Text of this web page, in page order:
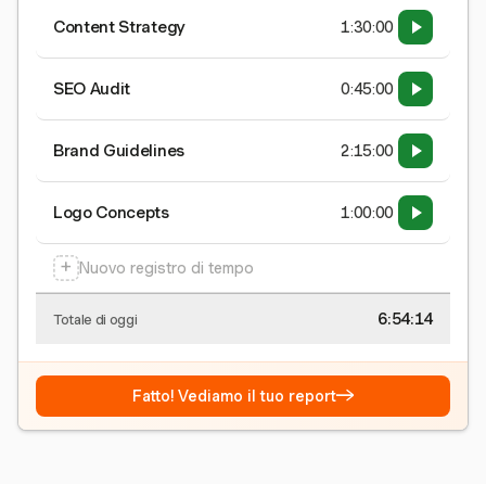
Content Strategy 1:30:00
SEO Audit 0:45:00
Brand Guidelines 2:15:00
Logo Concepts 1:00:00
+ Nuovo registro di tempo
Totale di oggi 6:54:15
Fatto! Vediamo il tuo report→